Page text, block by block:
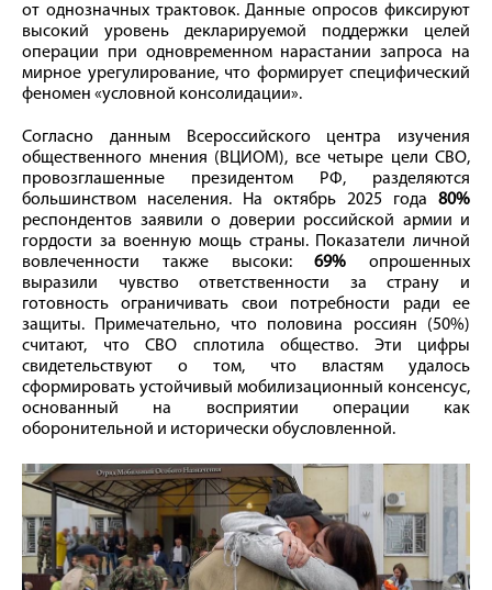
от однозначных трактовок. Данные опросов фиксируют
высокий уровень декларируемой поддержки целей
операции при одновременном нарастании запроса на
мирное урегулирование, что формирует специфический
феномен «условной консолидации».
Согласно данным Всероссийского центра изучения
общественного мнения (ВЦИОМ), все четыре цели СВО,
провозглашенные президентом РФ, разделяются
большинством населения. На октябрь 2025 года 80%
респондентов заявили о доверии российской армии и
гордости за военную мощь страны. Показатели личной
вовлеченности также высоки:69% опрошенных
выразили чувство ответственности за страну и
готовность ограничивать свои потребности ради ее
защиты. Примечательно, что половина россиян (50%)
считают, что СВО сплотила общество. Эти цифры
свидетельствуют о том, что властям удалось
сформировать устойчивый мобилизационный консенсус,
основанный на восприятии операции как
оборонительной и исторически обусловленной.